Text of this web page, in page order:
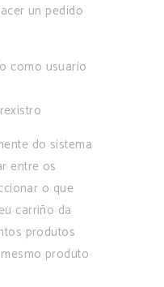
un pedido
como usuario
do sistema
entre os
o que
carriño da
produtos
produto